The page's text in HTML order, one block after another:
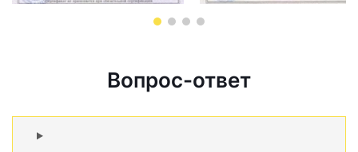
Вопрос-ответ